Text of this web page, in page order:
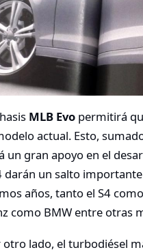
MLB Evo permitirá
actual. Esto,
un gran apoyo en el
darán un salto
años, tanto el S4
como BMW entre otras
otro lado, el turbodiésel